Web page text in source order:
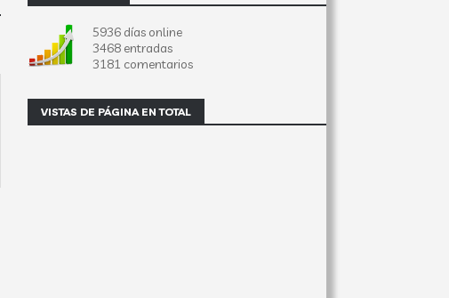
5936 días online
3468 entradas
3181 comentarios
VISTAS DE PÁGINA EN TOTAL